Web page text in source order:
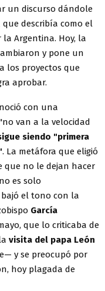
un discurso dándole
describía como el
Argentina. Hoy, la
y pone un
los proyectos que
aprobar.
con una
van a la velocidad
siendo "primera
. La metáfora que eligió
que no le dejan hacer
no es solo
el tono con la
García
que lo criticaba de
visita del papa León
y se preocupó por
hoy plagada de